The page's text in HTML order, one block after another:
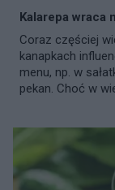
Kalarepa wraca
Coraz częściej
kanapkach
menu, np. w
pekan. Choć w